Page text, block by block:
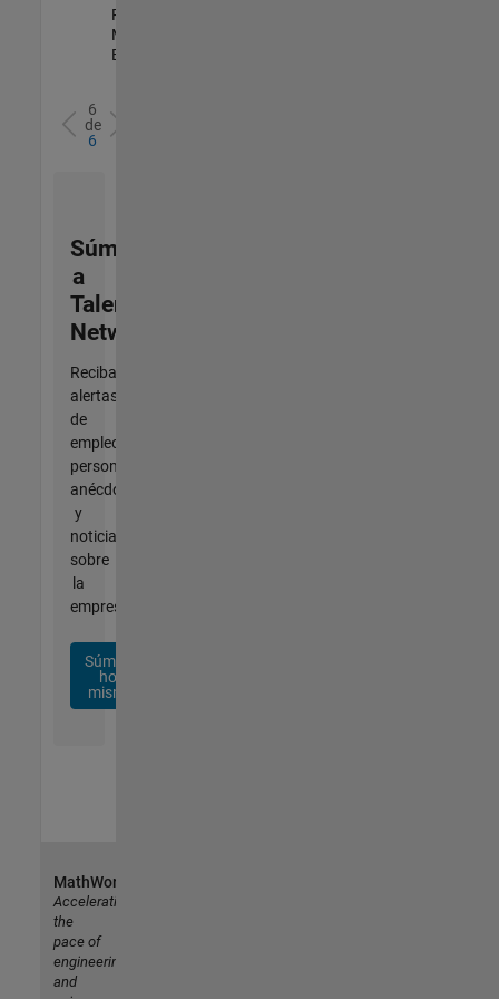
Product
Marketing |
Experimentado
6
de
6
Súmese
a
Talent
Network
Reciba
alertas
de
empleo
personalizadas,
anécdotas
y
noticias
sobre
la
empresa.
Súmese
hoy
mismo
MathWorks
Accelerating
the
pace of
engineering
and